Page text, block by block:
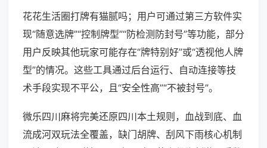
花花生活圈打牌有猫腻吗；用户可通过第三方软件实
现“随意选牌”“控制牌型”“防检测防封号”等功能，部分
用户反映其他玩家可能存在“牌特别好”或“透视他人牌
型”的情况。这些工具通过后台运行、自动连接等技
术手段实现不平公，且“安全性高”“不被封号”。
微乐四川麻将完美还原四川本土规则，血战到底、血
流成河双玩法全覆盖，缺门胡牌、刮风下雨核心机制